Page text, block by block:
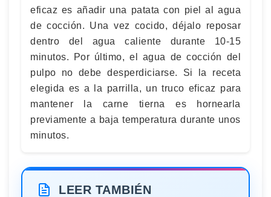
eficaz es añadir una patata con piel al agua
de cocción. Una vez cocido, déjalo reposar
dentro del agua caliente durante 10-15
minutos. Por último, el agua de cocción del
pulpo no debe desperdiciarse. Si la receta
elegida es a la parrilla, un truco eficaz para
mantener la carne tierna es hornearla
previamente a baja temperatura durante unos
minutos.
LEER TAMBIÉN